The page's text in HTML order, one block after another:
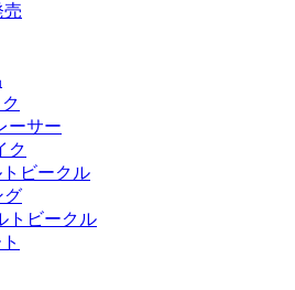
売
ーサー
ク
ビークル
グ
トビークル